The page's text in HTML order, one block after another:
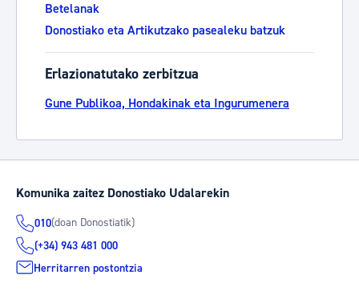
Betelanak
Donostiako eta Artikutzako pasealeku batzuk
Erlazionatutako zerbitzua
Gune Publikoa, Hondakinak eta Ingurumenera
Komunika zaitez Donostiako Udalarekin
010(doan Donostiatik)
(+34) 943 481 000
Herritarren postontzia